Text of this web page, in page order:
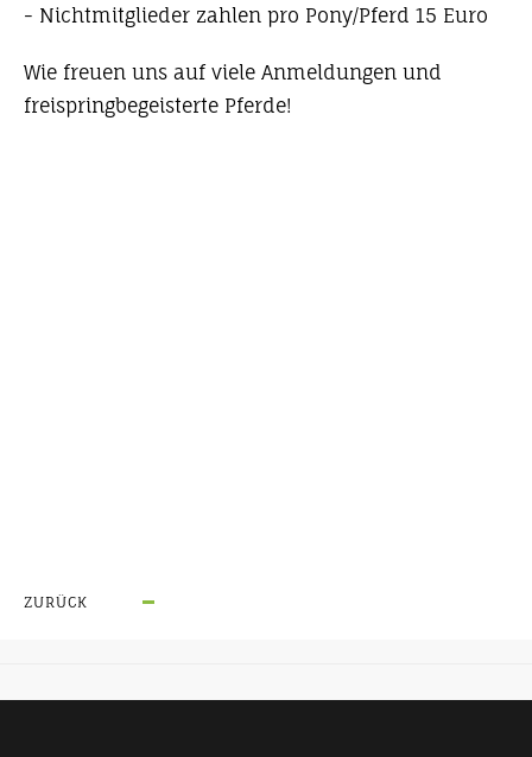
- Nichtmitglieder zahlen pro Pony/Pferd 15 Euro
Wie freuen uns auf viele Anmeldungen und
freispringbegeisterte Pferde!
ZURÜCK